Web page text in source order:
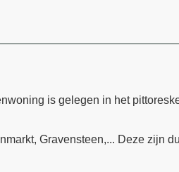
is gelegen in het
Gravensteen,... Deze zijn